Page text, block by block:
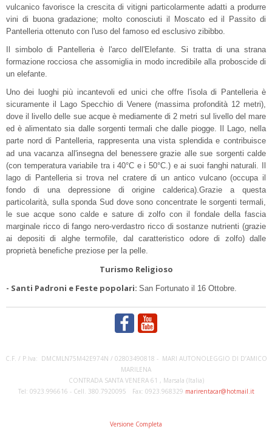
vulcanico favorisce la crescita di vitigni particolarmente adatti a produrre
vini di buona gradazione; molto conosciuti il Moscato ed il Passito di
Pantelleria ottenuto con l'uso del famoso ed esclusivo zibibbo.
Il simbolo di Pantelleria è l'arco dell'Elefante. Si tratta di una strana
formazione rocciosa che assomiglia in modo incredibile alla proboscide di
un elefante.
Uno dei luoghi più incantevoli ed unici che offre l'isola di Pantelleria è
sicuramente il Lago Specchio di Venere (massima profondità 12 metri),
dove il livello delle sue acque è mediamente di 2 metri sul livello del mare
ed è alimentato sia dalle sorgenti termali che dalle piogge. Il Lago, nella
parte nord di Pantelleria, rappresenta una vista splendida e contribuisce
ad una vacanza all'insegna del benessere grazie alle sue sorgenti calde
(con temperatura variabile tra i 40°C e i 50°C.) e ai suoi fanghi naturali. Il
lago di Pantelleria si trova nel cratere di un antico vulcano (occupa il
fondo di una depressione di origine calderica).Grazie a questa
particolarità, sulla sponda Sud dove sono concentrate le sorgenti termali,
le sue acque sono calde e sature di zolfo con il fondale della fascia
marginale ricco di fango nero-verdastro ricco di sostanze nutrienti (grazie
ai depositi di alghe termofile, dal caratteristico odore di zolfo) dalle
proprietà benefiche preziose per la pelle.
Turismo Religioso
- Santi Padroni e Feste popolari: San Fortunato il 16 Ottobre.
C.F. / P.Iva: DMCMLN75M42E974N / 02803490818 - MARI AUTONOLEGGIO DI D’AMICO
MARILENA
CONTRADA SANTA VENERA 61 , Marsala (Italia)
Tel: 0923.996616 - Cell. 380.7920095 Fax: 0923.968329 marirentacar@hotmail.it
Versione Completa